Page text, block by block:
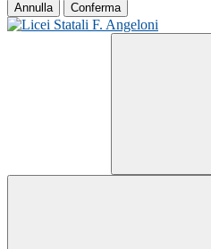
Annulla Conferma